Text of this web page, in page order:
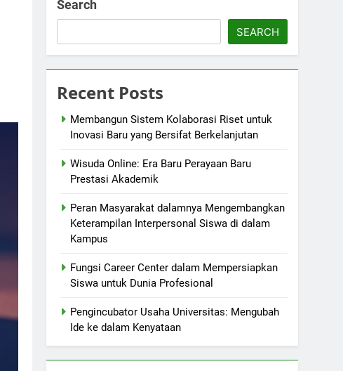
Search
SEARCH
Recent Posts
Membangun Sistem Kolaborasi Riset untuk
Inovasi Baru yang Bersifat Berkelanjutan
Wisuda Online: Era Baru Perayaan Baru
Prestasi Akademik
Peran Masyarakat dalamnya Mengembangkan
Keterampilan Interpersonal Siswa di dalam
Kampus
Fungsi Career Center dalam Mempersiapkan
Siswa untuk Dunia Profesional
Pengincubator Usaha Universitas: Mengubah
Ide ke dalam Kenyataan